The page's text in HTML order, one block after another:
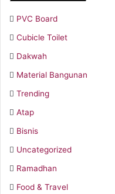
PVC Board
Cubicle Toilet
Dakwah
Material Bangunan
Trending
Atap
Bisnis
Uncategorized
Ramadhan
Food & Travel